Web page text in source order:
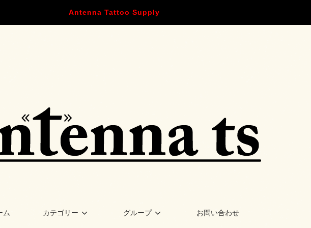
Antenna Tattoo Supply
ム カテゴリー グループ お問い合わせ